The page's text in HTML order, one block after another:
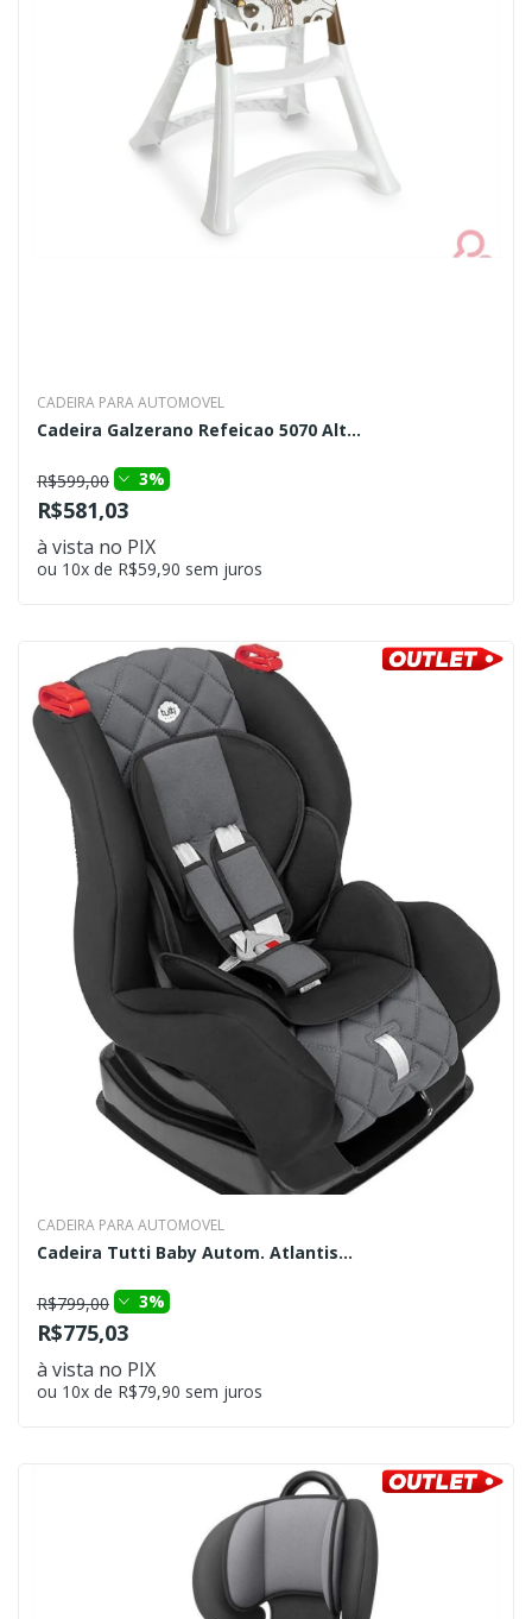
CADEIRA PARA AUTOMOVEL
Cadeira Galzerano Refeicao 5070 Alt...
R$599,00 3%
R$581,03
à vista no PIX
ou 10x de R$59,90 sem juros
CADEIRA PARA AUTOMOVEL
Cadeira Tutti Baby Autom. Atlantis...
R$799,00 3%
R$775,03
à vista no PIX
ou 10x de R$79,90 sem juros